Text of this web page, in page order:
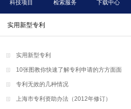
科技项目 检索服务 下载中心
实用新型专利
实用新型专利
10张图教你快速了解专利申请的方方面面
专利无效的几种情况
上海市专利资助办法（2012年修订）